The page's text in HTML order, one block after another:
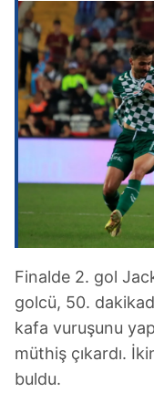
Finalde 2. gol
golcü, 50.
kafa vuruşunu
müthiş çıkardı.
buldu.